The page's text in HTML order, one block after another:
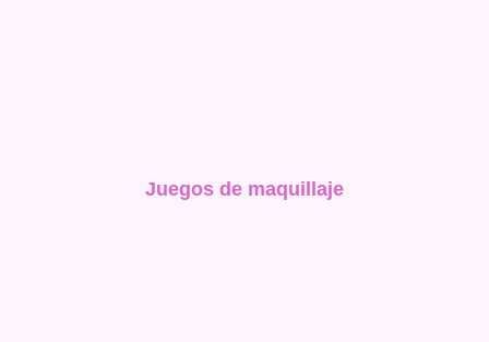
Juegos de maquillaje